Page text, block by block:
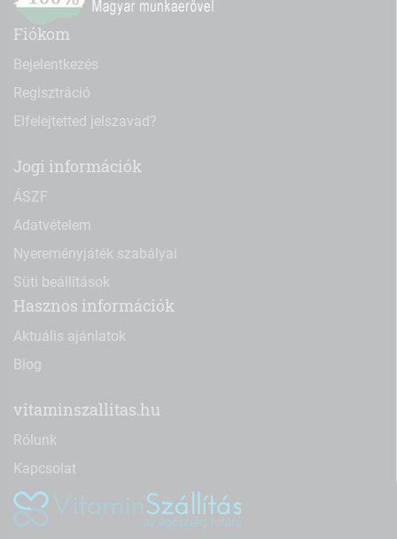
Fiókom
Bejelentkezés
Regisztráció
Elfelejtetted jelszavad?
Jogi információk
ÁSZF
Adatvételem
Nyereményjáték szabályai
Süti beállítások
Hasznos információk
Aktuális ajánlatok
Blog
vitaminszallitas.hu
Rólunk
Kapcsolat